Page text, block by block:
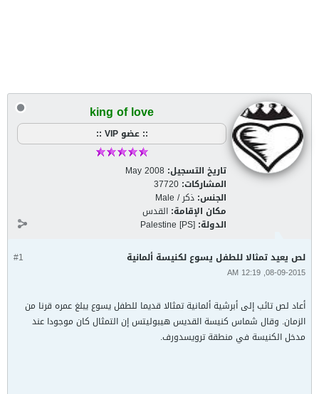
king of love
:: عضو VIP ::
تاريخ التسجيل: May 2008
المشاركات: 37720
الجنس: ذكر / Male
مكان الإقامة: القدس
الدولة: Palestine [PS]
#1 لص يعيد تمثالا للطفل يسوع لكنيسة ألمانية
08-09-2015, 12:19 AM
أعاد لص تائب إلى أبرشية ألمانية تمثالا قديما للطفل يسوع يبلغ عمره قرنا من
الزمان. وقال شماس كنيسة القديس هيبوليتس إن التمثال كان موجودا عند
مدخل الكنيسة في منطقة ترويسدورف.